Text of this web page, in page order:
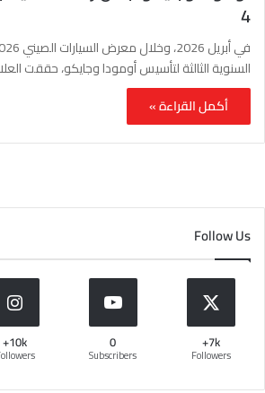
4
السنوية الثالثة لتأسيس أومودا وجايكو، حققت
أكمل القراءة »
Follow Us
7k+
Followers
0
Subscribers
10k+